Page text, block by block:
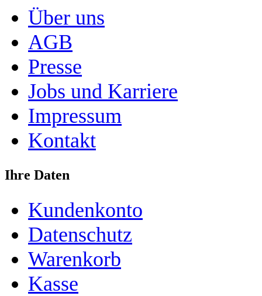
Über uns
AGB
Presse
Jobs und Karriere
Impressum
Kontakt
Ihre Daten
Kundenkonto
Datenschutz
Warenkorb
Kasse